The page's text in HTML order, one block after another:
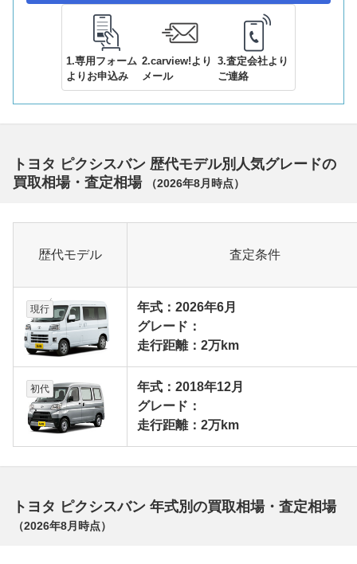
1.専用フォーム
よりお申込み
2.carview!より
メール
3.査定会社より
ご連絡
トヨタ ピクシスバン 歴代モデル別人気グレードの
買取相場・査定相場
（2026年8月 時点）
歴代モデル 査定条件
現行
年式：2026年6月
グレード：
走行距離：2万km
初代
年式：2018年12月
グレード：
走行距離：2万km
トヨタ ピクシスバン 年式別の買取相場・査定相場
（2026年8月 時点）